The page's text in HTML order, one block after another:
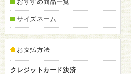
おすすめ商品一覧
サイズネーム
お支払方法
クレジットカード決済